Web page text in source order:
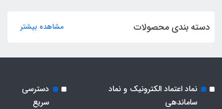
دسته بندی محصولات مشاهده بیشتر
نماد اعتماد الکترونیک و نماد
ساماندهی
دسترسی
سریع